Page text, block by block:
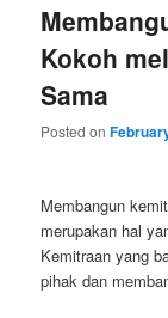
Kokoh
Sama
Posted on
Membangun
merupakan hal
Kemitraan yang
pihak dan